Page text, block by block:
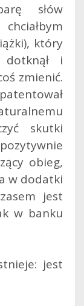
słów
który
dotknął i
zmienić.
skutki
obieg,
w dodatki
jest
w banku
jest